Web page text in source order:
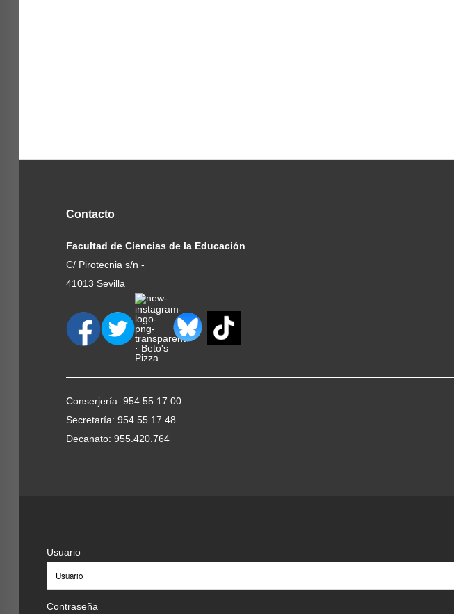
Contacto
Facultad de Ciencias de la Educación
C/ Pirotecnia s/n -
41013 Sevilla
Conserjería: 954.55.17.00
Secretaría: 954.55.17.48
Decanato: 955.420.764
Usuario
Contraseña